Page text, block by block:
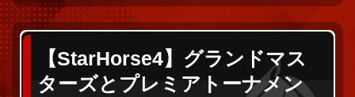
【StarHorse4】グランドマス
ターズとプレミアトーナメン